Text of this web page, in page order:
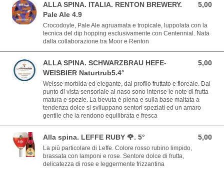
ALLA SPINA. ITALIA. RENTON BREWERY.
Pale Ale 4.9
5,00
5,00 EUR
Crocodoyle, Pale Ale agruamata e tropicale, luppolata con la
tecnica del dip hopping esclusivamente con Centennial. Nata
dalla collaborazione tra Moor e Renton
ALLA SPINA. SCHWARZBRAU HEFE-
WEISBIER Naturtrub5.4°
5,00
5,00 EUR
Weisse morbida ed elegante, dal profilo fruttato e floreale. Dal
punto di vista sensoriale al naso sono intense le note di frutta
matura e spezie. La bevuta è piena e sulla base maltata a
tendenza dolce si sviluppano sentori speziati ed un amaro
gentile che la rendono equilibrata e fresca
Alla spina. LEFFE RUBY 🌹. 5° 5,00
5,00 EUR
La più particolare di Leffe. Colore rosso rubino limpido,
brassata con lamponi e rose. Sentore dolce di frutta,
delicatezza di rose e leggermente frizzantina